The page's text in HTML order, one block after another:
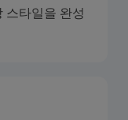
스타일을 완성